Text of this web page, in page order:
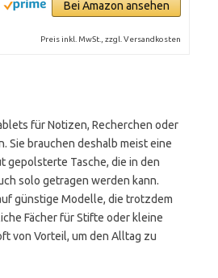
Bei Amazon ansehen
Preis inkl. MwSt., zzgl. Versandkosten
für Notizen, Recherchen oder
Sie brauchen deshalb meist eine
gepolsterte Tasche, die in den
solo getragen werden kann.
günstige Modelle, die trotzdem
Fächer für Stifte oder kleine
von Vorteil, um den Alltag zu